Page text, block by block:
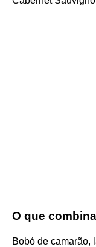
O que
Bobó de camarão,